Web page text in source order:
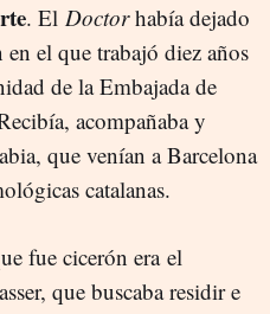
. El Doctorhabía dejado
el que trabajó diez años
de la Embajada de
acompañaba y
que venían a Barcelona
catalanas.
fue cicerón era el
que buscaba residir e